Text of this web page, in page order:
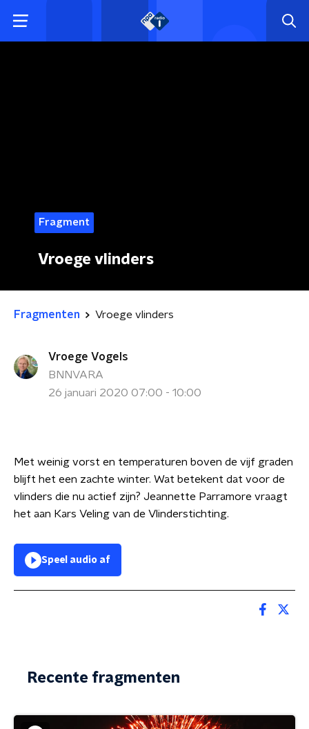
Fragment
Vroege vlinders
Fragmenten Vroege vlinders
Vroege Vogels
BNNVARA
26 januari 2020 07:00 - 10:00
Met weinig vorst en temperaturen boven de vijf graden
blijft het een zachte winter. Wat betekent dat voor de
vlinders die nu actief zijn? Jeannette Parramore vraagt
het aan Kars Veling van de Vlinderstichting.
Speel audio af
Recente fragmenten